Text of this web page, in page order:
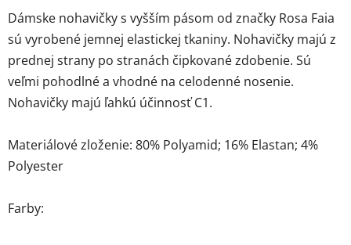
Dámske nohavičky s vyšším pásom od značky Rosa Faia
sú vyrobené jemnej elastickej tkaniny. Nohavičky majú z
prednej strany po stranách čipkované zdobenie. Sú
veľmi pohodlné a vhodné na celodenné nosenie.
Nohavičky majú ľahkú účinnosť C1.
Materiálové zloženie: 80% Polyamid; 16% Elastan; 4%
Polyester
Farby: